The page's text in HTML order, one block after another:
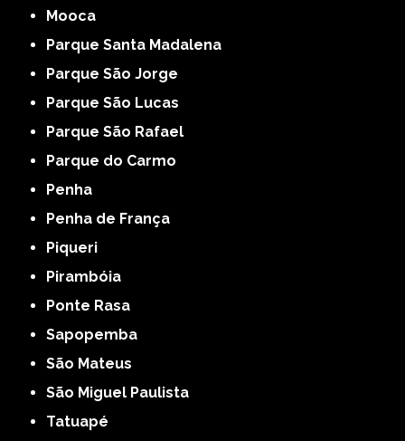
Mooca
Parque Santa Madalena
Parque São Jorge
Parque São Lucas
Parque São Rafael
Parque do Carmo
Penha
Penha de França
Piqueri
Pirambóia
Ponte Rasa
Sapopemba
São Mateus
São Miguel Paulista
Tatuapé